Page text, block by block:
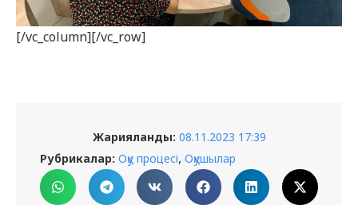
[/vc_column][/vc_row]
Жарияланды: 08.11.2023 17:39
Рубрикалар: Оқу процесі, Оқушылар